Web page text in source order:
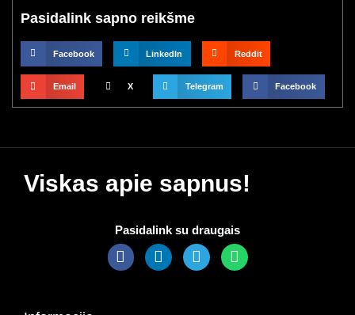
Pasidalink sapno reikšme
Facebook LinkedIn Reddit
Email X Telegram Facebook
Viskas apie sapnus!
Pasidalink su draugais